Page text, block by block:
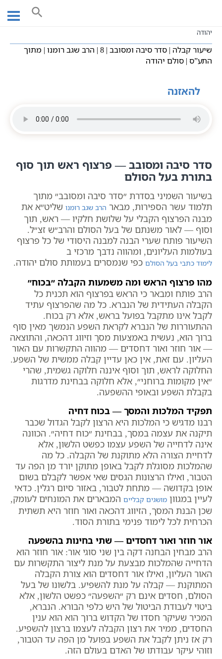
content
שיעור קבלה | סדר סיבה ומסובב | 8 | הרב שגב רומנו | מתוך התע”ס | סולם
יהודה
שיעור קבלה | סדר סיבה ומסובב | 8 | הרב שגב רומנו | מתוך
התע”ס | סולם יהודה
להאזנה
סדר סיבה ומסובב — פרצוף ראש תוך סוף
בתורת בעל הסולם
בשיעור השמיני בסדרת ״סדר סיבה ומסובב״ מתוך
תלמוד עשר הספירות, מבאר הרב שגב רומנו שליט״א את
מבנה הפרצוף הקבלי על שלושת חלקיו — ראש, תוך
וסוף — לאור משנתם של בעל הסולם והרב״ש זצ״ל.
השיעור פותח שערי הבנה למבנה היסודי של כל פרצוף
בעולמות העליונים, ומהווה נדבך מרכזי ב
לימוד כתבי בעל הסולם כפי שנמסרים בעמותת סולם יהודה.
מהו פרצוף הראש ומה משמעות הקבלה ״בכוח״
הרב פותח ומבאר כי הראש בפרצוף הוא תכנית כל
הקבלה העתידית של הנברא. כל מה שהפרצוף עתיד
לקבל אינו מתקבל בפועל בראש, אלא רק בכוח.
ההתעוררות של הנברא לקראת השפע הנמשך מאין סוף
ברוך הוא, נעשית באמצעות מסך וזיווג דהכאה, והתוצאה
— אור חוזר ואור דחסדים — מהווה התקשרות עם האור
העליון. עם זאת, אין כאן עדיין קבלה ממשית של השפע.
החלוקה לראש, תוך וסוף איננה חלוקה גשמית, שהרי
״אין מקומות ברוחני״, אלא חלוקה בבחינת מדרגות
בקבלת השפע ובאופי ההשפעה.
תפקיד המלכות והמסך — בכוח דחיה
רבנו מדגיש כי המלכות היא הרצון לקבל הגדול שכבר
תיקנה את עצמה במסך, בבחינת ״כוח דחיה״. הכוונה
אינה לדחייה של השפע עצמו כפשט הלשון, אלא
לדחיית הצורה הלא מתוקנת של הקבלה. כל מה
שהמלכות מסוגלת לקבל באופן מתוקן יורד מן הפה עד
הטבור, ואילו הרצונות הגסים שאי אפשר לקבלם בשום
אופן בקדושה — מתחת לטבור, באזור סיום רגלין. כדאי
לעיין במגוון מושגים קבליים המבארים את המונחים לעומק,
שכן הבנת המסך, הזיווג דהכאה ואור חוזר היא תשתית
הכרחית לכל לימוד פנימי בתורת הסוד.
אור חוזר ואור דחסדים — שתי בחינות בהשפעה
הרב מבחין הבחנה דקה בין שני סוגי אור: אור חוזר הוא
הדחייה שהמלכות מבצעת על מנת ליצור התקשרות עם
האור העליון, ואילו אור דחסדים הוא צורת הקבלה
המתוקנת — קבלה על מנת להשפיע. בלשונו של בעל
הסולם, חסדים אינם רק ״השפעה״ כפשט הלשון, אלא
ביטוי לעבודת הביטול של היש כלפי הבורא. הנברא,
המכיר שעיקר חסדו של הקדוש ברוך הוא הוא ענין
החסדים, ממיר את רצון הקבלה לעצמו ברצון להשפיע.
רק אז ניתן לקבל את השפע בפועל מן הפה עד הטבור,
וזוהי עיקר עבודתו של האדם בעולם הזה.